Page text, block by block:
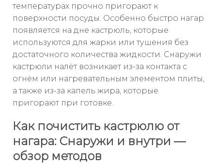
температурах прочно пригорают к
поверхности посуды. Особенно быстро нагар
появляется на дне кастрюль, которые
используются для жарки или тушения без
достаточного количества жидкости. Снаружи
кастрюли налёт возникает из-за контакта с
огнём или нагревательным элементом плиты,
а также из-за капель жира, которые
пригорают при готовке.
Как почистить кастрюлю от
нагара: Снаружи и внутри —
обзор методов